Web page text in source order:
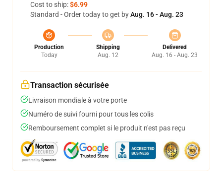
Cost to ship:$6.99
Standard - Order today to get byAug. 16 - Aug. 23
Production
Today
Shipping
Aug. 12
Delivered
Aug. 16 - Aug. 23
Transaction sécurisée
Livraison mondiale à votre porte
Numéro de suivi fourni pour tous les colis
Remboursement complet si le produit n'est pas reçu